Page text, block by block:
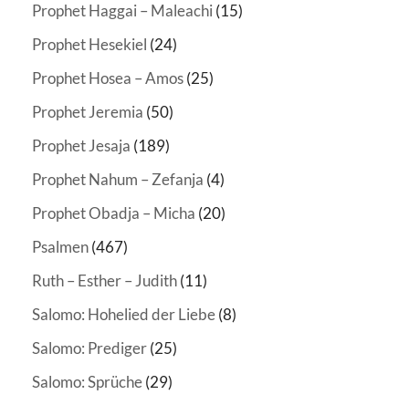
Prophet Haggai – Maleachi (15)
Prophet Hesekiel (24)
Prophet Hosea – Amos(25)
Prophet Jeremia (50)
Prophet Jesaja (189)
Prophet Nahum – Zefanja (4)
Prophet Obadja – Micha (20)
Psalmen(467)
Ruth – Esther – Judith(11)
Salomo: Hohelied der Liebe(8)
Salomo: Prediger(25)
Salomo: Sprüche(29)